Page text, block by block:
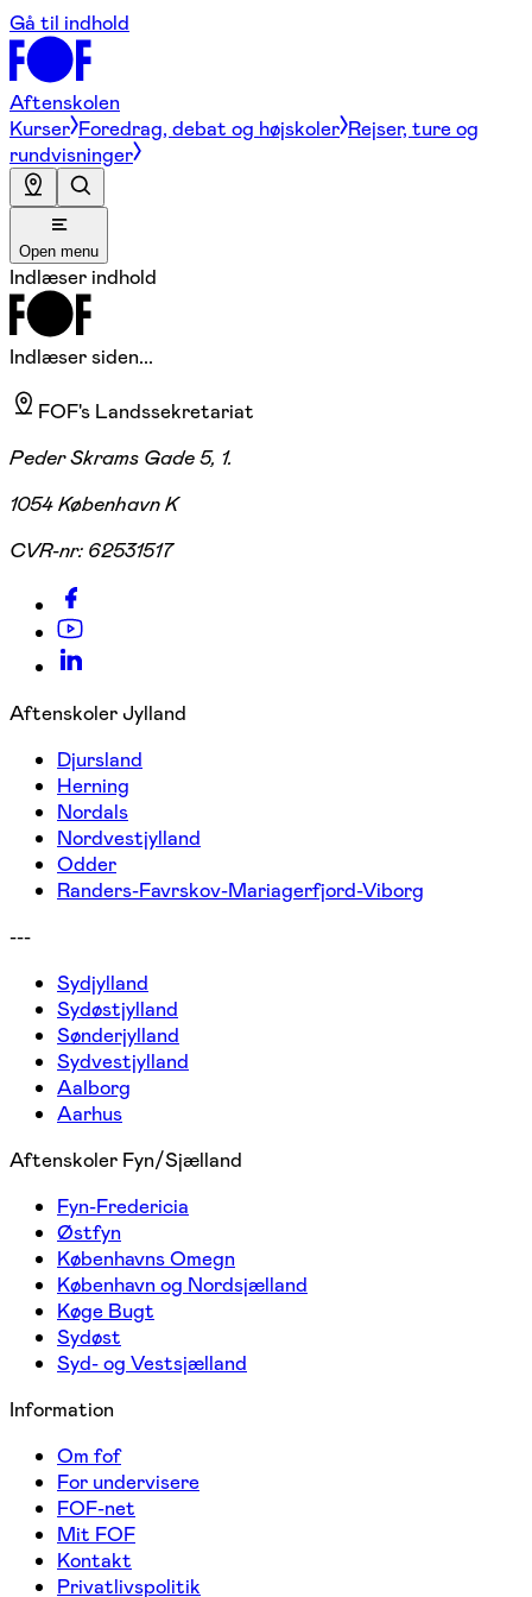
Gå til indhold
Aftenskolen
Kurser Foredrag, debat og højskoler Rejser, ture og
rundvisninger
Open menu
Indlæser indhold
Indlæser siden...
FOF's Landssekretariat
Peder Skrams Gade 5, 1.
1054 København K
CVR-nr: 62531517
Aftenskoler Jylland
Djursland
Herning
Nordals
Nordvestjylland
Odder
Randers-Favrskov-Mariagerfjord-Viborg
---
Sydjylland
Sydøstjylland
Sønderjylland
Sydvestjylland
Aalborg
Aarhus
Aftenskoler Fyn/Sjælland
Fyn-Fredericia
Østfyn
Københavns Omegn
København og Nordsjælland
Køge Bugt
Sydøst
Syd- og Vestsjælland
Information
Om fof
For undervisere
FOF-net
Mit FOF
Kontakt
Privatlivspolitik